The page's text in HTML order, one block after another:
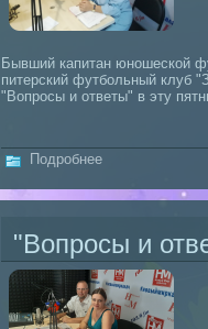
Бывший капитан юношеской
питерский футбольный клуб
"Вопросы и ответы" в эту
Подробнее
"Вопросы и